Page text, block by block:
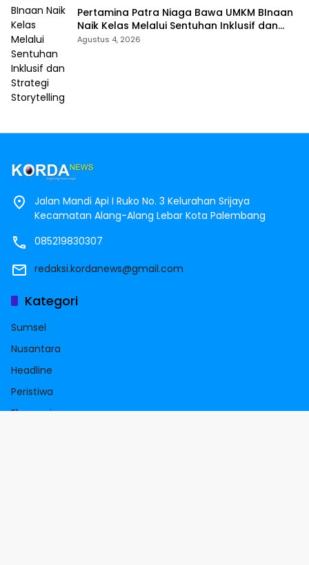
Pertamina Patra Niaga Bawa UMKM BInaan
Naik Kelas Melalui Sentuhan Inklusif dan
Strategi Storytelling
Agustus 4, 2026
Jalan Mandi Api I Ruko No. 3 Kelurahan Srijaya
Kecamatan Alang-Alang Lebar Kota Palembang
085219830307
redaksi.kordanews@gmail.com
Kategori
Sumsel
Nusantara
Headline
Peristiwa
Ekonomi